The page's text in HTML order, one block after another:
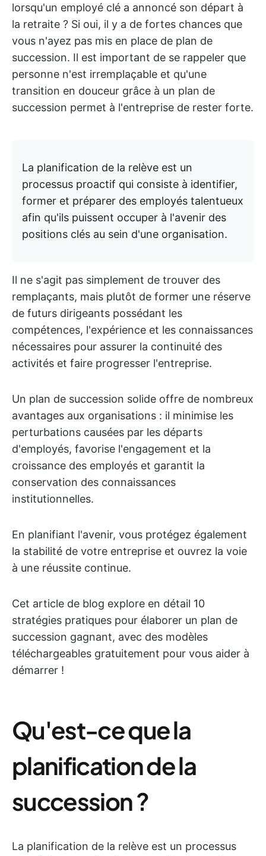
lorsqu'un employé clé a annoncé son départ à
la retraite ? Si oui, il y a de fortes chances que
vous n'ayez pas mis en place de plan de
succession. Il est important de se rappeler que
personne n'est irremplaçable et qu'une
transition en douceur grâce à un plan de
succession permet à l'entreprise de rester forte.
La planification de la relève est un
processus proactif qui consiste à identifier,
former et préparer des employés talentueux
afin qu'ils puissent occuper à l'avenir des
positions clés au sein d'une organisation.
Il ne s'agit pas simplement de trouver des
remplaçants, mais plutôt de former une réserve
de futurs dirigeants possédant les
compétences, l'expérience et les connaissances
nécessaires pour assurer la continuité des
activités et faire progresser l'entreprise.
Un plan de succession solide offre de nombreux
avantages aux organisations : il minimise les
perturbations causées par les départs
d'employés, favorise l'engagement et la
croissance des employés et garantit la
conservation des connaissances
institutionnelles.
En planifiant l'avenir, vous protégez également
la stabilité de votre entreprise et ouvrez la voie
à une réussite continue.
Cet article de blog explore en détail 10
stratégies pratiques pour élaborer un plan de
succession gagnant, avec des modèles
téléchargeables gratuitement pour vous aider à
démarrer !
Qu'est-ce que la
planification de la
succession ?
La planification de la relève est un processus